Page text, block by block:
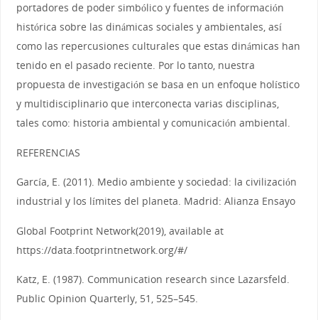
portadores de poder simbólico y fuentes de información
histórica sobre las dinámicas sociales y ambientales, así
como las repercusiones culturales que estas dinámicas han
tenido en el pasado reciente. Por lo tanto, nuestra
propuesta de investigación se basa en un enfoque holístico
y multidisciplinario que interconecta varias disciplinas,
tales como: historia ambiental y comunicación ambiental.
REFERENCIAS
García, E. (2011). Medio ambiente y sociedad: la civilización
industrial y los límites del planeta. Madrid: Alianza Ensayo
Global Footprint Network(2019), available at
https://data.footprintnetwork.org/#/
Katz, E. (1987). Communication research since Lazarsfeld.
Public Opinion Quarterly, 51, 525–545.